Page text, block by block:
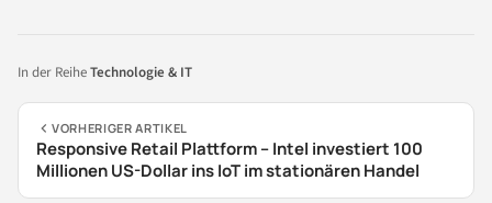
In der ReiheTechnologie & IT
VORHERIGER ARTIKEL
Responsive Retail Plattform – Intel investiert 100
Millionen US-Dollar ins IoT im stationären Handel